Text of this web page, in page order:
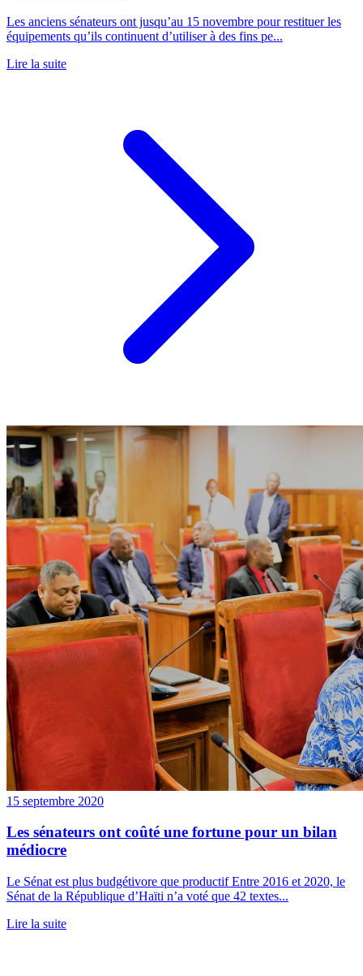
Les anciens sénateurs ont jusqu’au 15 novembre pour restituer les
équipements qu’ils continuent d’utiliser à des fins pe...
Lire la suite
15 septembre 2020
Les sénateurs ont coûté une fortune pour un bilan
médiocre
Le Sénat est plus budgétivore que productif Entre 2016 et 2020, le
Sénat de la République d’Haïti n’a voté que 42 textes...
Lire la suite